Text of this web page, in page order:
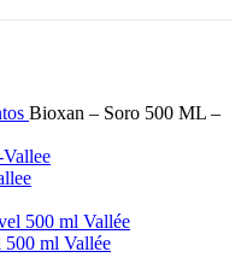
Bioxan – Soro 500 ML –
ml Vallée